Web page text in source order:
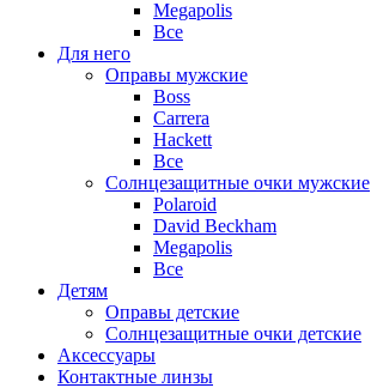
Megapolis
Все
Для него
Оправы мужские
Boss
Carrera
Hackett
Все
Солнцезащитные очки мужские
Polaroid
David Beckham
Megapolis
Все
Детям
Оправы детские
Солнцезащитные очки детские
Аксессуары
Контактные линзы